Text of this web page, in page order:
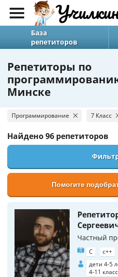
База
репетиторов
Репетиторы по
Минске
Программирование 7 Класс
Найдено96 репетиторов
Помогите
Частный
C c++
дети 4-5
4-11